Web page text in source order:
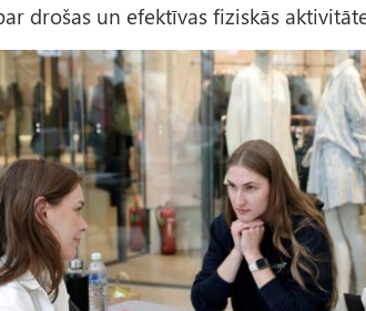
drošas un efektīvas fiziskās